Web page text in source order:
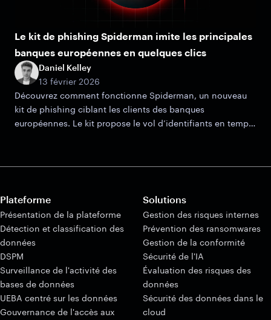
Le kit de phishing Spiderman imite les principales
banques européennes en quelques clics
Daniel Kelley
13 février 2026
Découvrez comment fonctionne Spiderman, un nouveau
kit de phishing ciblant les clients des banques
européennes. Le kit propose le vol d’identifiants en temps
Plateforme
Présentation de la plateforme
Détection et classification des
données
DSPM
Surveillance de l'activité des
bases de données
UEBA centré sur les données
Gouvernance de l'accès aux
Solutions
Gestion des risques internes
Prévention des ransomwares
Gestion de la conformité
Sécurité de l'IA
Évaluation des risques des
données
Sécurité des données dans le
cloud